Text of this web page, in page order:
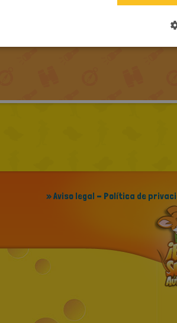
» Aviso legal - Política de